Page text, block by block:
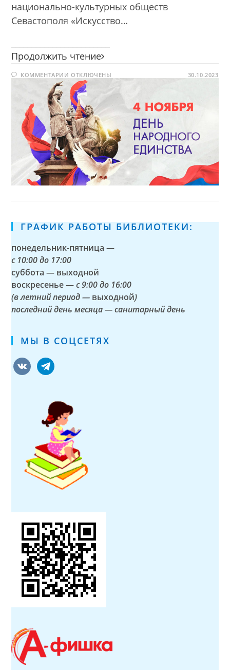
национально-культурных обществ
Севастополя «Искусство…
Продолжить чтение Страна
единством
КОММЕНТАРИИ К
ЗАПИСИ
СТРАНА
СИЛЬНА
ЕДИНСТВОМ
ОТКЛЮЧЕНЫ 30.10.2023
ГРАФИК РАБОТЫ БИБЛИОТЕКИ:
понедельник-пятница —
с 10:00 до 17:00
суббота — выходной
воскресенье —с 9:00 до 16:00
(в летний период — выходной)
последний день месяца — санитарный день
МЫ В СОЦСЕТЯХ
vkontaktetelegram